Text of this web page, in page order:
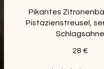
Pikantes
Pistazienstreusel,
Schlagsahne
28 €